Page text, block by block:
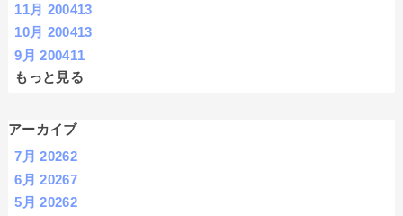
11月 200413
10月 200413
9月 200411
もっと見る
アーカイブ
7月 20262
6月 20267
5月 20262